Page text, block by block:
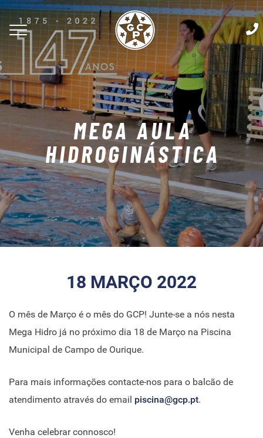
MEGA AULA
HIDROGINÁSTICA
18 MARÇO 2022
O mês de Março é o mês do GCP! Junte-se a nós nesta
Mega Hidro já no próximo dia 18 de Março na Piscina
Municipal de Campo de Ourique.
Para mais informações contacte-nos para o balcão de
atendimento através do email piscina@gcp.pt.
Venha celebrar connosco!